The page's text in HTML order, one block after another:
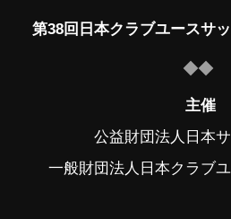
第38回日本クラブユースサ
主催
公益財団法人日本
一般財団法人日本クラブ